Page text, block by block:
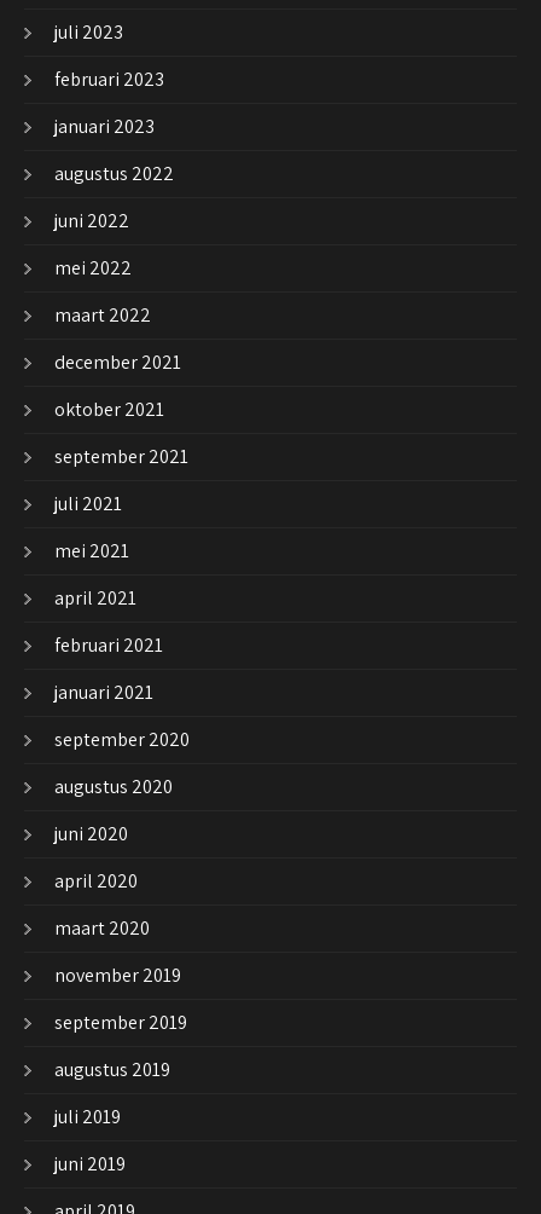
juli 2023
februari 2023
januari 2023
augustus 2022
juni 2022
mei 2022
maart 2022
december 2021
oktober 2021
september 2021
juli 2021
mei 2021
april 2021
februari 2021
januari 2021
september 2020
augustus 2020
juni 2020
april 2020
maart 2020
november 2019
september 2019
augustus 2019
juli 2019
juni 2019